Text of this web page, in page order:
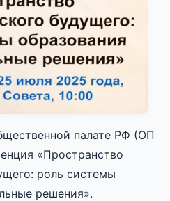
палате РФ (ОП
«Пространство
роль системы
решения».